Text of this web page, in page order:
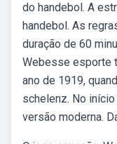
do handebol. A
handebol. As
duração de 60
Webesse esporte
ano de 1919,
schelenz. No
versão moderna.